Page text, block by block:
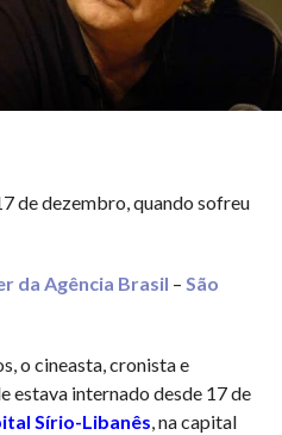
de dezembro, quando sofreu
da Agência Brasil – São
o cineasta, cronista e
estava internado desde 17 de
Sírio-Libanês, na capital